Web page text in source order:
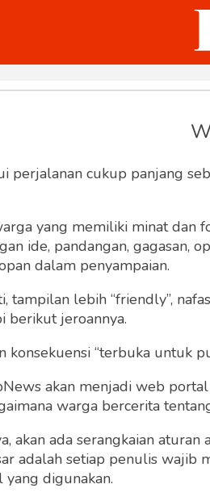
Hankam Internasional
Saya setuju
perjalanan cukup panjang
yang memiliki minat dan
ide, pandangan, gagasan,
dalam penyampaian.
tampilan lebih “friendly”,
berikut jeroannya.
konsekuensi “terbuka untuk
akan menjadi web
warga bercerita
akan ada serangkaian
adalah setiap penulis wajib
digunakan.